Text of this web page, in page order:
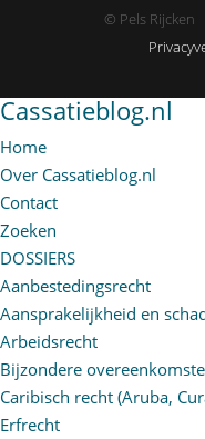
© Pels Rijcken
Cassatieblog.nl
Home
Over Cassatieblog.nl
Contact
Zoeken
DOSSIERS
Aanbestedingsrecht
Aansprakelijkheid en
Arbeidsrecht
Bijzondere
Caribisch recht (Aruba,
Erfrecht